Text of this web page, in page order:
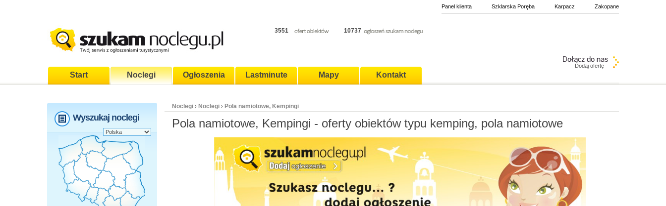
Panel klienta Szklarska Poręba Karpacz Zakopane
3551 10737
Start Noclegi Ogłoszenia Lastminute Mapy Kontakt
Dodaj ofertę
Wyszukaj noclegi
Noclegi › Noclegi › Pola namiotowe, Kempingi
Pola namiotowe, Kempingi - oferty obiektów typu kemping, pola namiotowe